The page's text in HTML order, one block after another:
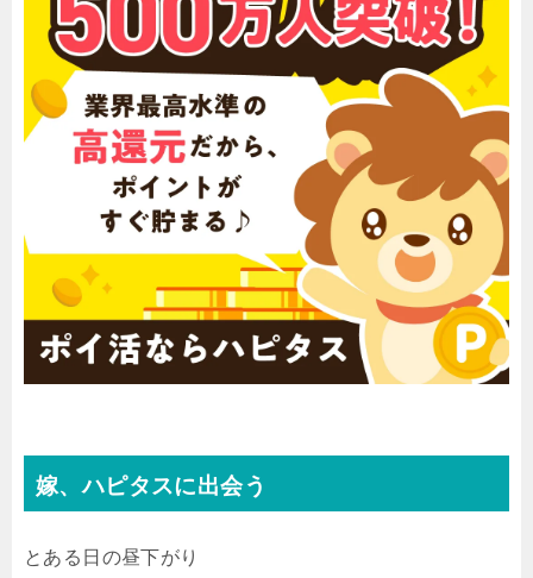
嫁、ハピタスに出会う
とある日の昼下がり